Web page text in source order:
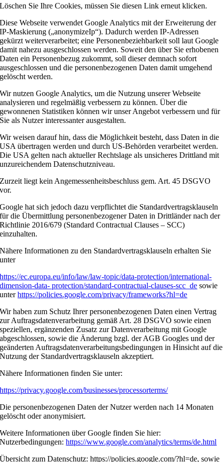
Löschen Sie Ihre Cookies, müssen Sie diesen Link erneut klicken.
Diese Webseite verwendet Google Analytics mit der Erweiterung der
IP-Maskierung („anonymizeIp“). Dadurch werden IP-Adressen
gekürzt weiterverarbeitet; eine Personenbeziehbarkeit soll laut Google
damit nahezu ausgeschlossen werden. Soweit den über Sie erhobenen
Daten ein Personenbezug zukommt, soll dieser demnach sofort
ausgeschlossen und die personenbezogenen Daten damit umgehend
gelöscht werden.
Wir nutzen Google Analytics, um die Nutzung unserer Webseite
analysieren und regelmäßig verbessern zu können. Über die
gewonnenen Statistiken können wir unser Angebot verbessern und für
Sie als Nutzer interessanter ausgestalten.
Wir weisen darauf hin, dass die Möglichkeit besteht, dass Daten in die
USA übertragen werden und durch US-Behörden verarbeitet werden.
Die USA gelten nach aktueller Rechtslage als unsicheres Drittland mit
unzureichendem Datenschutzniveau.
Zurzeit liegt kein Angemessenheitsbeschluss gem. Art. 45 DSGVO
vor.
Google hat sich jedoch dazu verpflichtet die Standardvertragsklauseln
für die Übermittlung personenbezogener Daten in Drittländer nach der
Richtlinie 2016/679 (Standard Contractual Clauses – SCC)
einzuhalten.
Nähere Informationen zu den Standardvertragsklauseln erhalten Sie
unter
https://ec.europa.eu/info/law/law-topic/data-protection/international-
dimension-data- protection/standard-contractual-clauses-scc_de sowie
unterhttps://policies.google.com/privacy/frameworks?hl=de
Wir haben zum Schutz Ihrer personenbezogenen Daten einen Vertrag
zur Auftragsdatenverarbeitung gemäß Art. 28 DSGVO sowie einen
speziellen, ergänzenden Zusatz zur Datenverarbeitung mit Google
abgeschlossen, sowie die Änderung bzgl. der AGB Googles und der
geänderten Auftragsdatenverarbeitungsbedingungen in Hinsicht auf die
Nutzung der Standardvertragsklauseln akzeptiert.
Nähere Informationen finden Sie unter:
https://privacy.google.com/businesses/processorterms/
Die personenbezogenen Daten der Nutzer werden nach 14 Monaten
gelöscht oder anonymisiert.
Weitere Informationen über Google finden Sie hier:
Nutzerbedingungen:https://www.google.com/analytics/terms/de.html
Übersicht zum Datenschutz: https://policies.google.com/?hl=de, sowie